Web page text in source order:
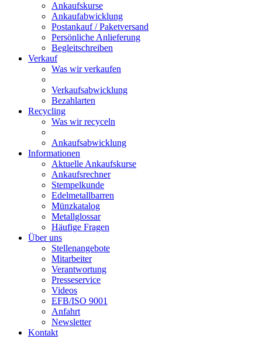
Ankaufskurse
Ankaufabwicklung
Postankauf / Paketversand
Persönliche Anlieferung
Begleitschreiben
Verkauf
Was wir verkaufen
Verkaufsabwicklung
Bezahlarten
Recycling
Was wir recyceln
Ankaufsabwicklung
Informationen
Aktuelle Ankaufskurse
Ankaufsrechner
Stempelkunde
Edelmetallbarren
Münzkatalog
Metallglossar
Häufige Fragen
Über uns
Stellenangebote
Mitarbeiter
Verantwortung
Presseservice
Videos
EFB/ISO 9001
Anfahrt
Newsletter
Kontakt